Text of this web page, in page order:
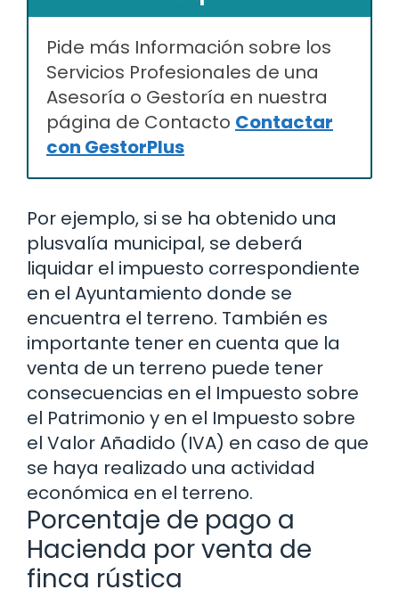
Pide más Información sobre los
Servicios Profesionales de una
Asesoría o Gestoría en nuestra
página de Contacto Contactar
con GestorPlus
Por ejemplo, si se ha obtenido una
plusvalía municipal, se deberá
liquidar el impuesto correspondiente
en el Ayuntamiento donde se
encuentra el terreno. También es
importante tener en cuenta que la
venta de un terreno puede tener
consecuencias en el Impuesto sobre
el Patrimonio y en el Impuesto sobre
el Valor Añadido (IVA) en caso de que
se haya realizado una actividad
económica en el terreno.
Porcentaje de pago a
Hacienda por venta de
finca rústica